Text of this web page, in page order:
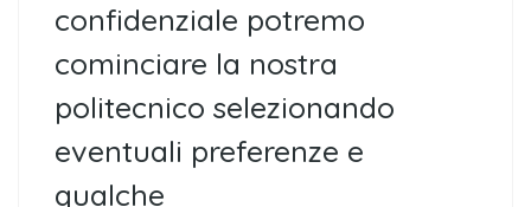
confidenziale potremo
cominciare la nostra
politecnico selezionando
eventuali preferenze e
qualche